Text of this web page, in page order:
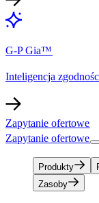
G-P Gia™​​
Inteligencja
Zapytanie ofertowe​​
Zapytanie ofertowe​​
Produkty​​
Zasoby​​